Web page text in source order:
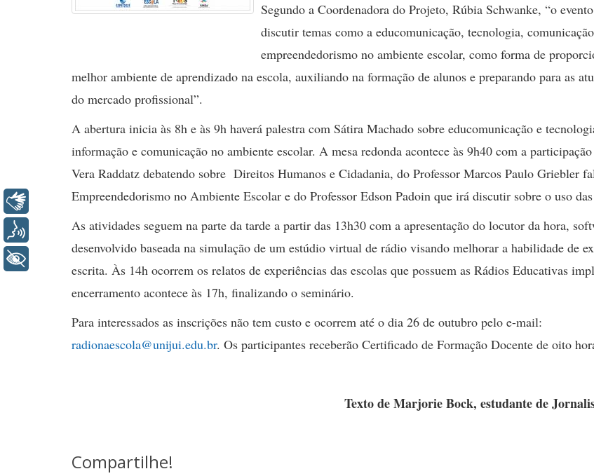
Segundo a Coordenadora do Projeto, Rúbia Schwanke, “o
discutir temas como a educomunicação, tecnologia,
empreendedorismo no ambiente escolar, como forma de
melhor ambiente de aprendizado na escola, auxiliando na formação de alunos e preparando para as
do mercado profissional”.
A abertura inicia às 8h e às 9h haverá palestra com Sátira Machado sobre educomunicação e
informação e comunicação no ambiente escolar. A mesa redonda acontece às 9h40 com a
Vera Raddatz debatendo sobre Direitos Humanos e Cidadania, do Professor Marcos Paulo Griebler
Empreendedorismo no Ambiente Escolar e do Professor Edson Padoin que irá discutir sobre o uso
As atividades seguem na parte da tarde a partir das 13h30 com a apresentação do locutor da hora,
desenvolvido baseada na simulação de um estúdio virtual de rádio visando melhorar a habilidade de
escrita. Às 14h ocorrem os relatos de experiências das escolas que possuem as Rádios Educativas
encerramento acontece às 17h, finalizando o seminário.
Para interessados as inscrições não tem custo e ocorrem até o dia 26 de outubro pelo e-mail:
radionaescola@unijui.edu.br. Os participantes receberão Certificado de Formação Docente de oito
Texto de Marjorie Bock, estudante de
Compartilhe!
Libras